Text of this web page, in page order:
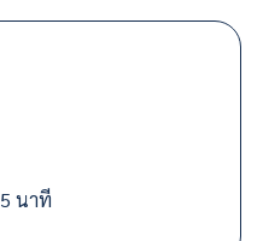
5 นาที